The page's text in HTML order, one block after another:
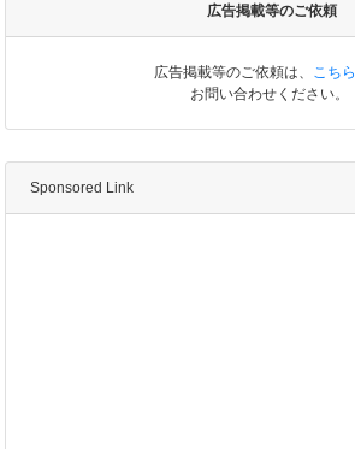
広告掲載等のご依頼
広告掲載等のご依頼は、 こちら
お問い合わせください。
Sponsored Link